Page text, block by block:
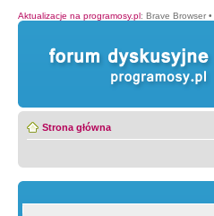
Aktualizacje na programosy.pl: Brave Browser •
Strona główna